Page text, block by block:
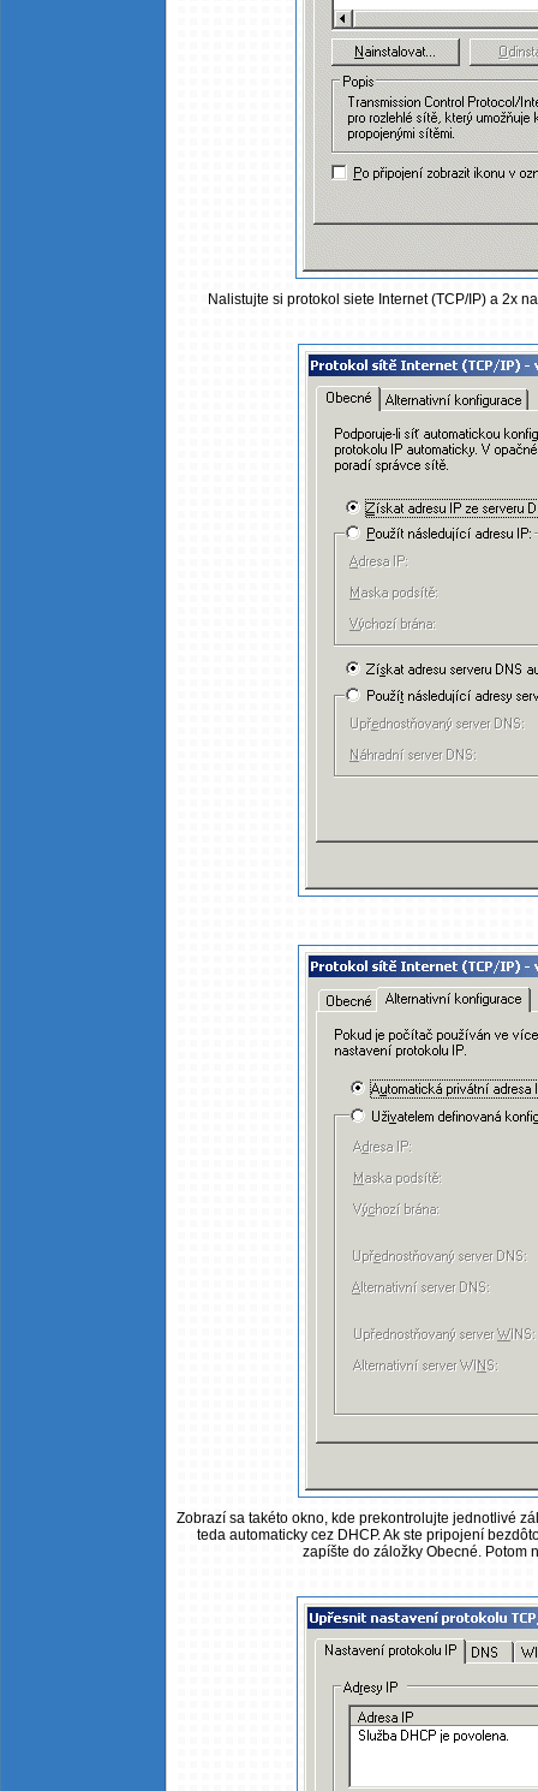
Nalistujte si protokol siete Internet (TCP/IP) a 2x
Zobrazí sa takéto okno, kde prekontrolujte jednotlivé
teda automaticky cez DHCP. Ak ste pripojení
zapíšte do záložky Obecné. Potom